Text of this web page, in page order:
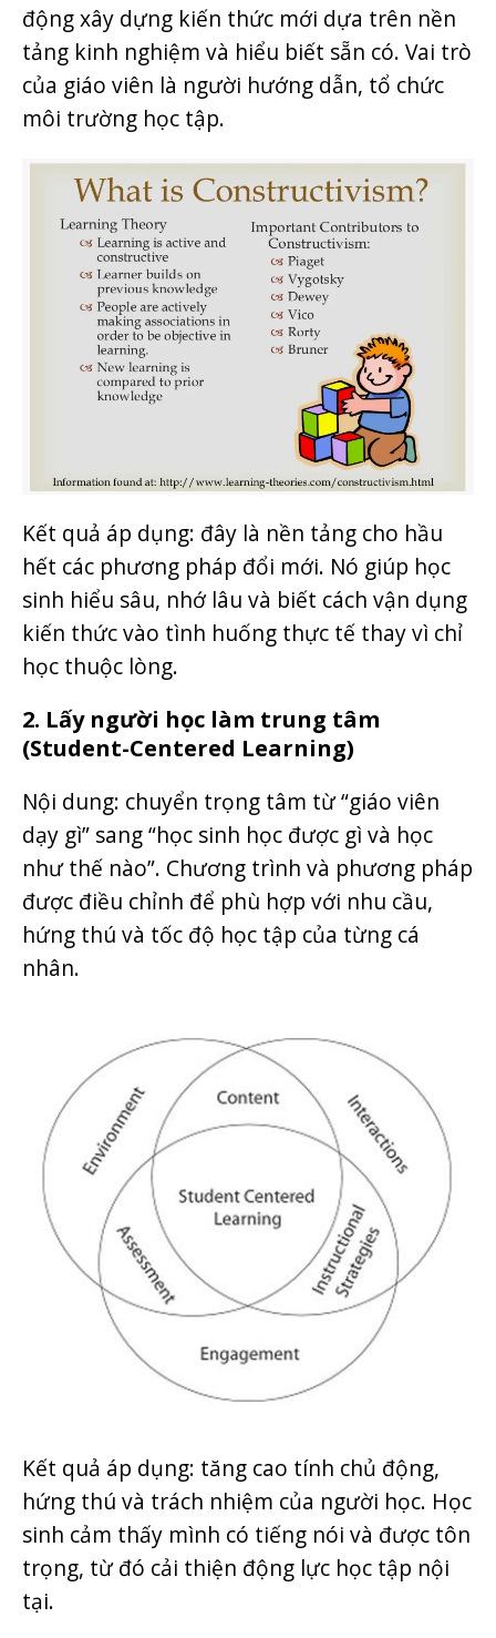
động xây dựng kiến thức mới dựa trên nền
tảng kinh nghiệm và hiểu biết sẵn có. Vai trò
của giáo viên là người hướng dẫn, tổ chức
môi trường học tập.
Kết quả áp dụng: đây là nền tảng cho hầu
hết các phương pháp đổi mới. Nó giúp học
sinh hiểu sâu, nhớ lâu và biết cách vận dụng
kiến thức vào tình huống thực tế thay vì chỉ
học thuộc lòng.
2. Lấy người học làm trung tâm
(Student-Centered Learning)
Nội dung: chuyển trọng tâm từ “giáo viên
dạy gì” sang “học sinh học được gì và học
như thế nào”. Chương trình và phương pháp
được điều chỉnh để phù hợp với nhu cầu,
hứng thú và tốc độ học tập của từng cá
nhân.
Kết quả áp dụng: tăng cao tính chủ động,
hứng thú và trách nhiệm của người học. Học
sinh cảm thấy mình có tiếng nói và được tôn
trọng, từ đó cải thiện động lực học tập nội
tại.